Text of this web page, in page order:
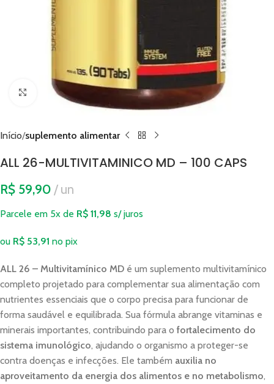
Clique para ampliar
Início suplemento alimentar
ALL 26-MULTIVITAMINICO MD – 100 CAPS
R$ 59,90 un
Parcele em 5x de R$ 11,98 s/ juros
ou R$ 53,91 no pix
ALL 26 – Multivitamínico MD é um suplemento multivitamínico
completo projetado para complementar sua alimentação com
nutrientes essenciais que o corpo precisa para funcionar de
forma saudável e equilibrada. Sua fórmula abrange vitaminas e
minerais importantes, contribuindo para o fortalecimento do
sistema imunológico, ajudando o organismo a proteger-se
contra doenças e infecções. Ele também auxilia no
aproveitamento da energia dos alimentos e no metabolismo,